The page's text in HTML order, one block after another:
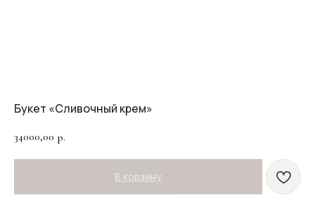
Букет «Сливочный крем»
34000,00 р.
В корзину